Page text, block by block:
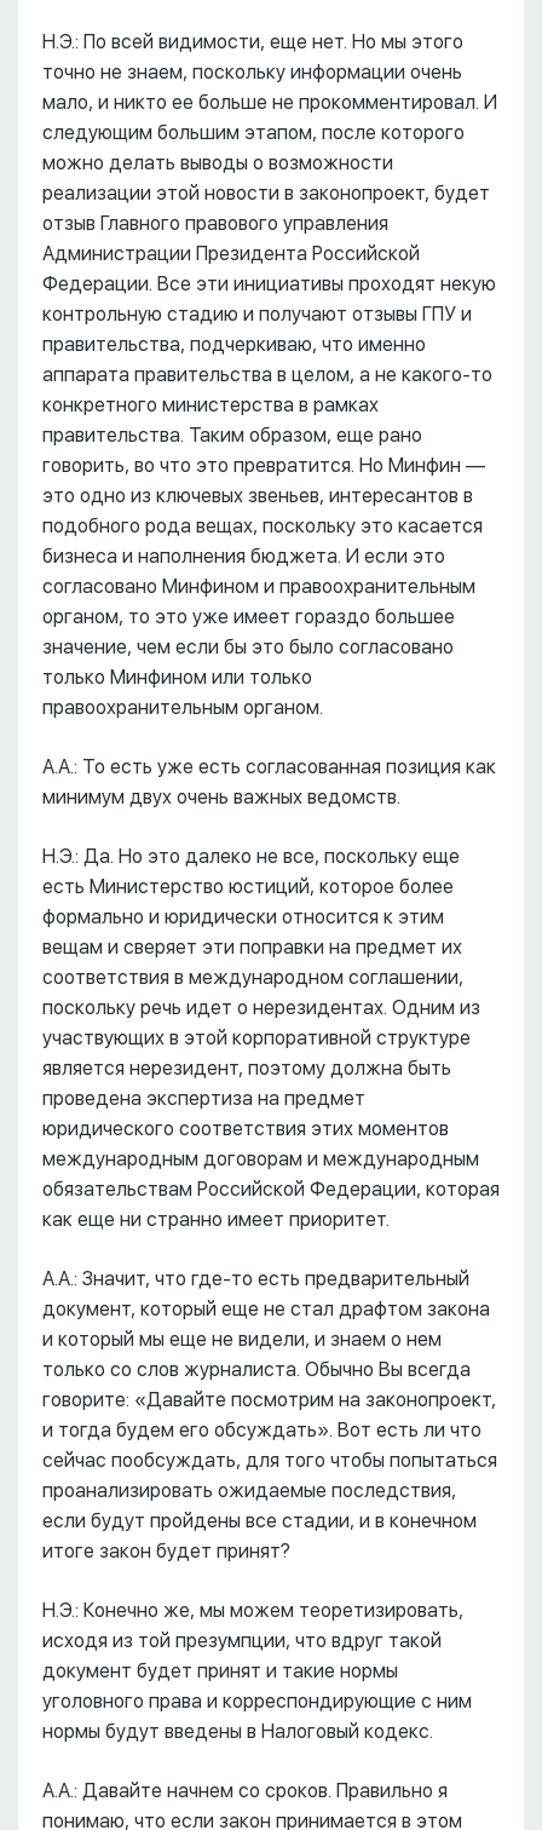
Н.Э.: По всей видимости, еще нет. Но мы этого
точно не знаем, поскольку информации очень
мало, и никто ее больше не прокомментировал. И
следующим большим этапом, после которого
можно делать выводы о возможности
реализации этой новости в законопроект, будет
отзыв Главного правового управления
Администрации Президента Российской
Федерации. Все эти инициативы проходят некую
контрольную стадию и получают отзывы ГПУ и
правительства, подчеркиваю, что именно
аппарата правительства в целом, а не какого-то
конкретного министерства в рамках
правительства. Таким образом, еще рано
говорить, во что это превратится. Но Минфин ––
это одно из ключевых звеньев, интересантов в
подобного рода вещах, поскольку это касается
бизнеса и наполнения бюджета. И если это
согласовано Минфином и правоохранительным
органом, то это уже имеет гораздо большее
значение, чем если бы это было согласовано
только Минфином или только
правоохранительным органом.
А.А.: То есть уже есть согласованная позиция как
минимум двух очень важных ведомств.
Н.Э.: Да. Но это далеко не все, поскольку еще
есть Министерство юстиций, которое более
формально и юридически относится к этим
вещам и сверяет эти поправки на предмет их
соответствия в международном соглашении,
поскольку речь идет о нерезидентах. Одним из
участвующих в этой корпоративной структуре
является нерезидент, поэтому должна быть
проведена экспертиза на предмет
юридического соответствия этих моментов
международным договорам и международным
обязательствам Российской Федерации, которая
как еще ни странно имеет приоритет.
А.А.: Значит, что где-то есть предварительный
документ, который еще не стал драфтом закона
и который мы еще не видели, и знаем о нем
только со слов журналиста. Обычно Вы всегда
говорите: «Давайте посмотрим на законопроект,
и тогда будем его обсуждать». Вот есть ли что
сейчас пообсуждать, для того чтобы попытаться
проанализировать ожидаемые последствия,
если будут пройдены все стадии, и в конечном
итоге закон будет принят?
Н.Э.: Конечно же, мы можем теоретизировать,
исходя из той презумпции, что вдруг такой
документ будет принят и такие нормы
уголовного права и корреспондирующие с ним
нормы будут введены в Налоговый кодекс.
А.А.: Давайте начнем со сроков. Правильно я
понимаю, что если закон принимается в этом